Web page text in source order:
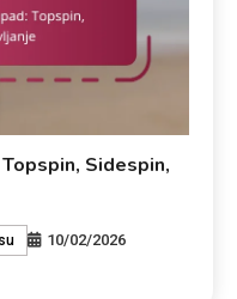
Sidespin,
10/02/2026